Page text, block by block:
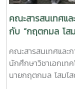
คณะสารสนเทศแ
กับ “กฤตกมล โสม
คณะสารสนเทศและ
นักศึกษาวิชาเอกเท
นายกฤตกมล โสมโ